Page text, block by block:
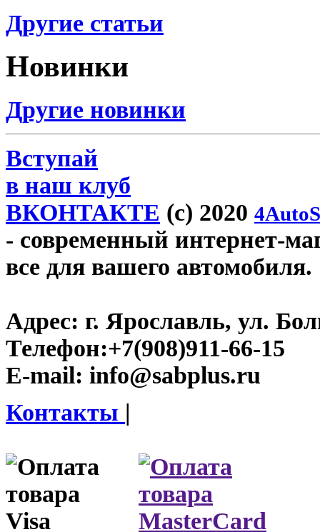
Другие статьи
Новинки
Другие новинки
Вступай
в наш клуб
ВКОНТАКТЕ (c) 2020
- современный интернет-
все для вашего автомобиля.
Адрес: г. Ярославль, ул.
Телефон:+7(908)911-66-15
E-mail: info@sabplus.ru
Контакты |